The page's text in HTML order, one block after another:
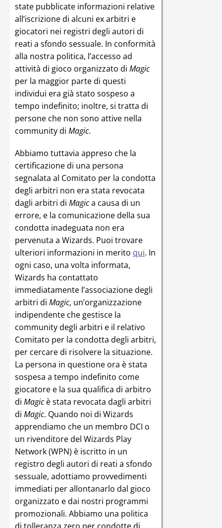
state pubblicate informazioni relative
all’iscrizione di alcuni ex arbitri e
giocatori nei registri degli autori di
reati a sfondo sessuale. In conformità
alla nostra politica, l’accesso ad
attività di gioco organizzato di Magic
per la maggior parte di questi
individui era già stato sospeso a
tempo indefinito; inoltre, si tratta di
persone che non sono attive nella
community di Magic.
Abbiamo tuttavia appreso che la
certificazione di una persona
segnalata al Comitato per la condotta
degli arbitri non era stata revocata
dagli arbitri di Magica causa di un
errore, e la comunicazione della sua
condotta inadeguata non era
pervenuta a Wizards. Puoi trovare
ulteriori informazioni in merito qui. In
ogni caso, una volta informata,
Wizards ha contattato
immediatamente l’associazione degli
arbitri di Magic, un’organizzazione
indipendente che gestisce la
community degli arbitri e il relativo
Comitato per la condotta degli arbitri,
per cercare di risolvere la situazione.
La persona in questione ora è stata
sospesa a tempo indefinito come
giocatore e la sua qualifica di arbitro
di Magicè stata revocata dagli arbitri
di Magic. Quando noi di Wizards
apprendiamo che un membro DCI o
un rivenditore del Wizards Play
Network (WPN) è iscritto in un
registro degli autori di reati a sfondo
sessuale, adottiamo provvedimenti
immediati per allontanarlo dal gioco
organizzato e dai nostri programmi
promozionali. Abbiamo una politica